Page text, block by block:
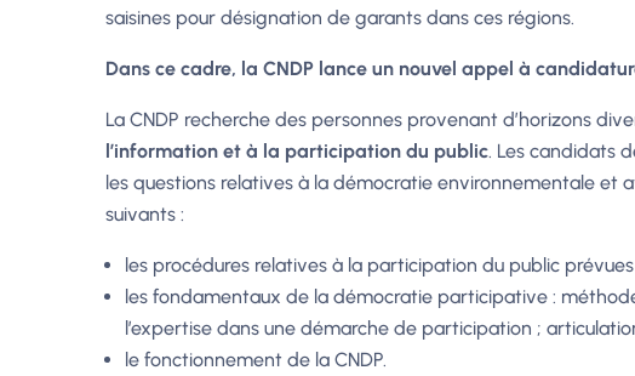
saisines pour désignation de garants dans ces régions.
Dans ce cadre, la CNDP lance un nouvel appel à
La CNDP recherche des personnes provenant d’horizons
l’information et à la participation du public. Les candidats
les questions relatives à la démocratie environnementale et
suivants :
les procédures relatives à la participation du public
les fondamentaux de la démocratie participative :
l’expertise dans une démarche de participation ;
le fonctionnement de la CNDP.